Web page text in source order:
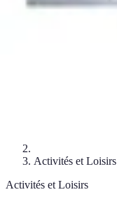
Activités et Loisirs
Activités et Loisirs